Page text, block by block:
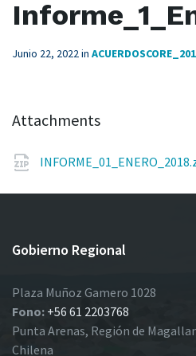
Junio 22, 2022in
Attachments
Gobierno Regional
Plaza Muñoz Gamero 1028
Fono: +56 61 2203768
Punta Arenas, Región de
Chilena